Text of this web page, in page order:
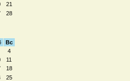
21
28
Вс
4
11
18
25